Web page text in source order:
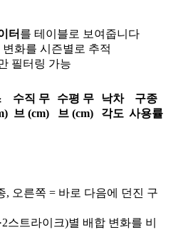
터 를 테이블로 보여줍니다
화를 시즌별로 추적
필터링 가능
수직 무
브 (cm)
수평 무
브 (cm)
낙차
각도
구종
사용률
, 오른쪽 = 바로 다음에 던진 구
스트라이크)별 배합 변화를 비